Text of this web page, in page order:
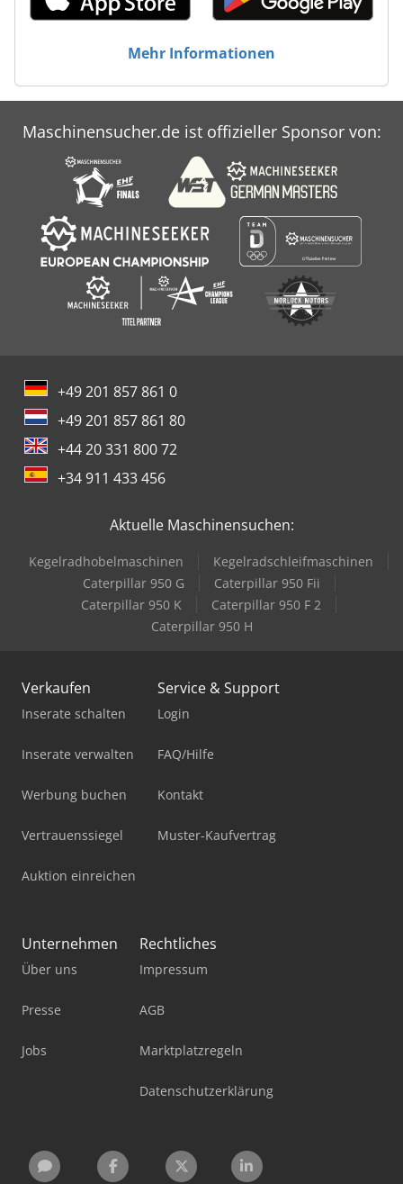
Mehr Informationen
Maschinensucher.de ist offizieller Sponsor von:
+49 201 857 861 0
+49 201 857 861 80
+44 20 331 800 72
+34 911 433 456
Aktuelle Maschinensuchen:
Kegelradhobelmaschinen
Kegelradschleifmaschinen
Caterpillar 950 G
Caterpillar 950 Fii
Caterpillar 950 K
Caterpillar 950 F 2
Caterpillar 950 H
Verkaufen
Inserate schalten
Inserate verwalten
Werbung buchen
Vertrauenssiegel
Auktion einreichen
Service & Support
Login
FAQ/Hilfe
Kontakt
Muster-Kaufvertrag
Unternehmen
Über uns
Presse
Jobs
Rechtliches
Impressum
AGB
Marktplatzregeln
Datenschutzerklärung